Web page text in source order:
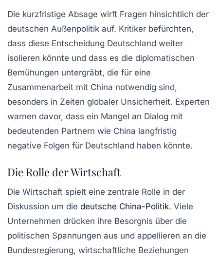
Die kurzfristige Absage wirft Fragen hinsichtlich der
deutschen Außenpolitik auf. Kritiker befürchten,
dass diese Entscheidung Deutschland weiter
isolieren könnte und dass es die diplomatischen
Bemühungen untergräbt, die für eine
Zusammenarbeit mit China notwendig sind,
besonders in Zeiten globaler Unsicherheit. Experten
warnen davor, dass ein Mangel an Dialog mit
bedeutenden Partnern wie China langfristig
negative Folgen für Deutschland haben könnte.
Die Rolle der Wirtschaft
Die Wirtschaft spielt eine zentrale Rolle in der
Diskussion um die deutsche China-Politik. Viele
Unternehmen drücken ihre Besorgnis über die
politischen Spannungen aus und appellieren an die
Bundesregierung, wirtschaftliche Beziehungen